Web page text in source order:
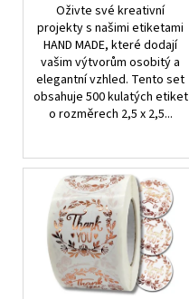
Oživte své kreativní
projekty s našimi etiketami
HAND MADE, které dodají
vašim výtvorům osobitý a
elegantní vzhled. Tento set
obsahuje 500 kulatých etiket
o rozměrech 2,5 x 2,5...